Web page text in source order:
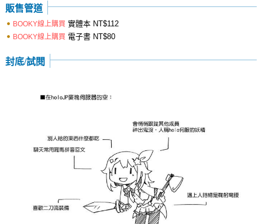
販售管道
BOOKY線上購買 實體本 NT$112
BOOKY線上購買 電子書 NT$80
封底/試閱